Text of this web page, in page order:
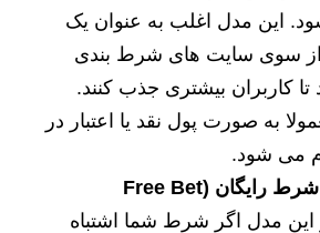
این مدل اغلب به عنوان یک
از سوی سایت های شرط بندی
کاربران بیشتری جذب کنند.
به صورت پول نقد یا اعتبار در
می شود.
بیمه شرط بندی شرط رایگان (Free Bet
این مدل اگر شرط شما اشتباه